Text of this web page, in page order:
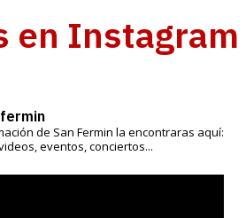
en Instagram
de San Fermin la encontraras aquí:
eventos, conciertos...